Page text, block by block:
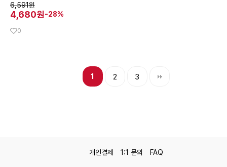
6,591원
4,680원-28%
0
1 2 3
개인결제 1:1 문의 FAQ